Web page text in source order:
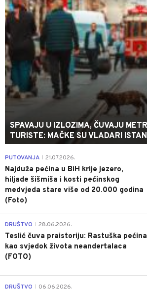
SPAVAJU U IZLOZIMA, ČUVAJU
TURISTE: MAČKE SU VLADARI
PUTOVANJA 21.07.2026.
Najduža pećina u BiH krije jezero,
hiljade šišmiša i kosti pećinskog
medvjeda stare više od 20.000 godina
(Foto)
DRUŠTVO 28.06.2026.
Teslić čuva praistoriju: Rastuška pećina
kao svjedok života neandertalaca
(FOTO)
DRUŠTVO 06.06.2026.